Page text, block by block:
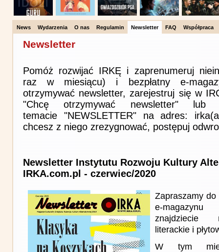
News Wydarzenia O nas Regulamin Newsletter FAQ Współpraca
Newsletter
Pomóż rozwijać IRKĘ i zaprenumeruj
raz w miesiącu) i bezpłatny e-
otrzymywać newsletter, zarejestruj się w
"Chcę otrzymywać newsletter"
temacie "NEWSLETTER" na adres:
chcesz z niego zrezygnować, postępuj
Newsletter Instytutu Rozwoju Kultury
IRKA.com.pl - czerwiec/2020
Zapraszamy
e-
znajdziecie
literackie i
W tym